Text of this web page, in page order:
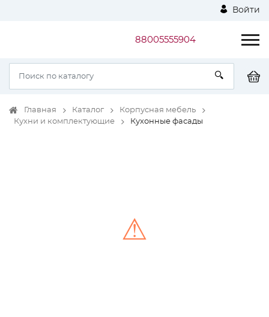
Войти
88005555904
Главная Каталог
Корпусная мебель
Кухни и комплектующие
Кухонные фасады
⚠